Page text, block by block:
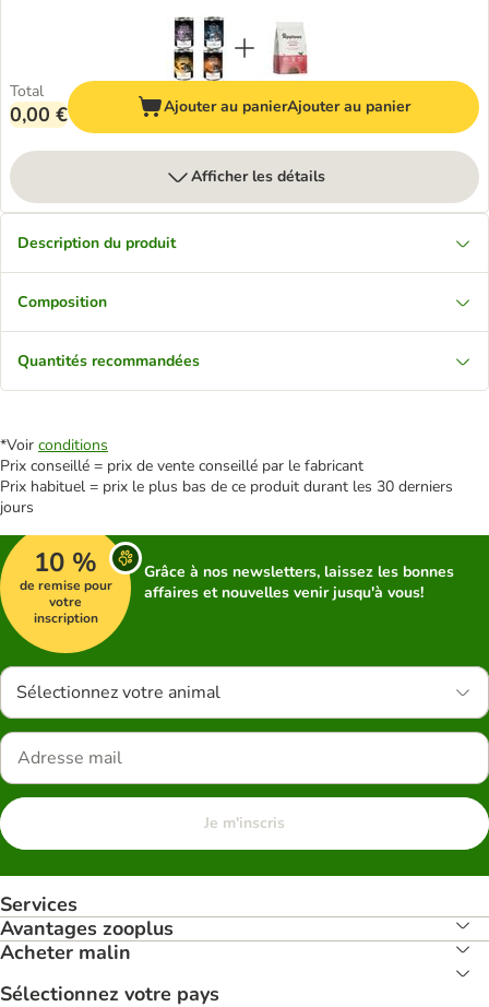
Total
0,00 € Ajouter au panierAjouter au panier
Afficher les détails
Description du produit
Composition
Quantités recommandées
*Voir conditions
Prix conseillé = prix de vente conseillé par le fabricant
Prix habituel = prix le plus bas de ce produit durant les 30 derniers
jours
10 %
de remise pour
votre
inscription
Grâce à nos newsletters, laissez les bonnes
affaires et nouvelles venir jusqu'à vous!
Sélectionnez votre animal
Je m'inscris
Services
Avantages zooplus
Acheter malin
Sélectionnez votre pays